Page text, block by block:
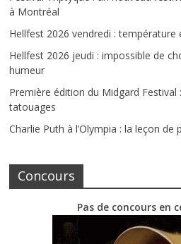
à Montréal
Hellfest 2026 vendredi :
Hellfest 2026 jeudi : impossible de
humeur
Première édition du Midgard
tatouages
Charlie Puth à l’Olympia : la leçon
Concours
Pas de concours en